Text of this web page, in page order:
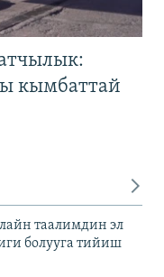
кымбаттай
таалимдин эл
болууга тийиш